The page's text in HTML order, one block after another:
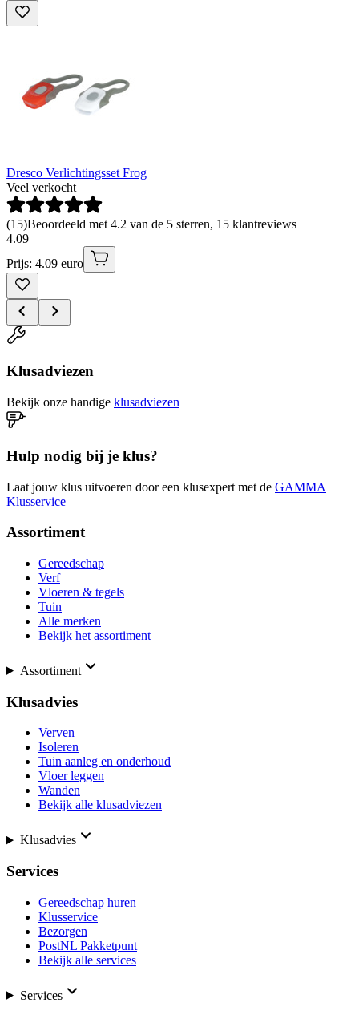
Dresco Verlichtingsset Frog
Veel verkocht
(15)Beoordeeld met 4.2 van de 5 sterren, 15 klantreviews
4.09
Prijs: 4.09 euro
Klusadviezen
Bekijk onze handige klusadviezen
Hulp nodig bij je klus?
Laat jouw klus uitvoeren door een klusexpert met de GAMMA
Klusservice
Assortiment
Gereedschap
Verf
Vloeren & tegels
Tuin
Alle merken
Bekijk het assortiment
Assortiment
Klusadvies
Verven
Isoleren
Tuin aanleg en onderhoud
Vloer leggen
Wanden
Bekijk alle klusadviezen
Klusadvies
Services
Gereedschap huren
Klusservice
Bezorgen
PostNL Pakketpunt
Bekijk alle services
Services